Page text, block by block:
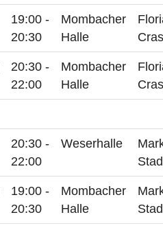
19:00 -
20:30
Mombacher
Halle
20:30 -
22:00
Mombacher
Halle
20:30 -
22:00
Weserhalle
19:00 -
20:30
Mombacher
Halle